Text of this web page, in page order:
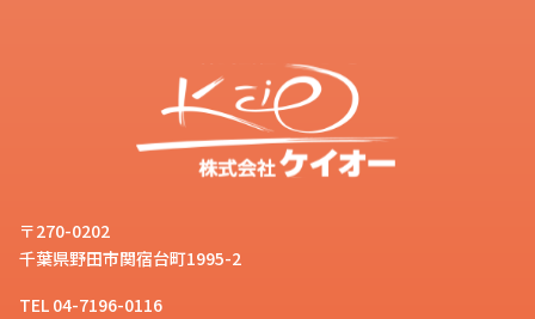
〒270-0202
千葉県野田市関宿台町1995-2
TEL 04-7196-0116